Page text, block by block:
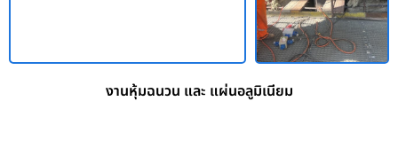
งานหุ้มฉนวน และ แผ่นอลูมิเนียม